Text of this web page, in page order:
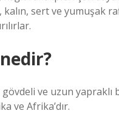
sert ve yumuşak
ve uzun yapraklı
ve Afrika’dır.